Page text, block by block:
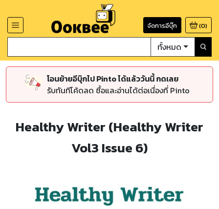
จัดการอีบุ๊ก (0)
ทั้งหมด
โอนย้ายอีบุ๊กไป Pinto ได้แล้ววันนี้ กดเลย
รับทันทีโค้ดลด ซื้อและอ่านได้ต่อเนื่องที่ Pinto
Healthy Writer (Healthy Writer
Vol3 Issue 6)